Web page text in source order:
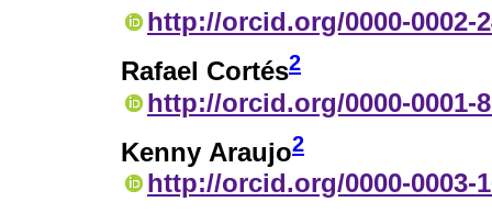
http://orcid.org/0000-0002-
Rafael Cortés2
http://orcid.org/0000-0001-
Kenny Araujo2
http://orcid.org/0000-0003-